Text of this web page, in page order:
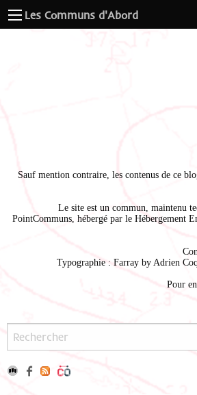
Les Communs d'Abord
Sauf mention contraire, les contenus de ce
Le site est un commun, maintenu
PointCommuns , hébergé par le Hébergement
Typographie : Farray by Adrien
Pour